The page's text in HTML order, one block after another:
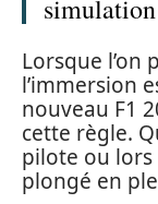
Lorsque l’on
l’immersion
nouveau F1
cette règle.
pilote ou
plongé en